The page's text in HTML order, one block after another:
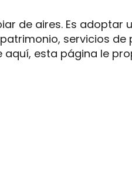
de aires. Es
servicios
esta página le